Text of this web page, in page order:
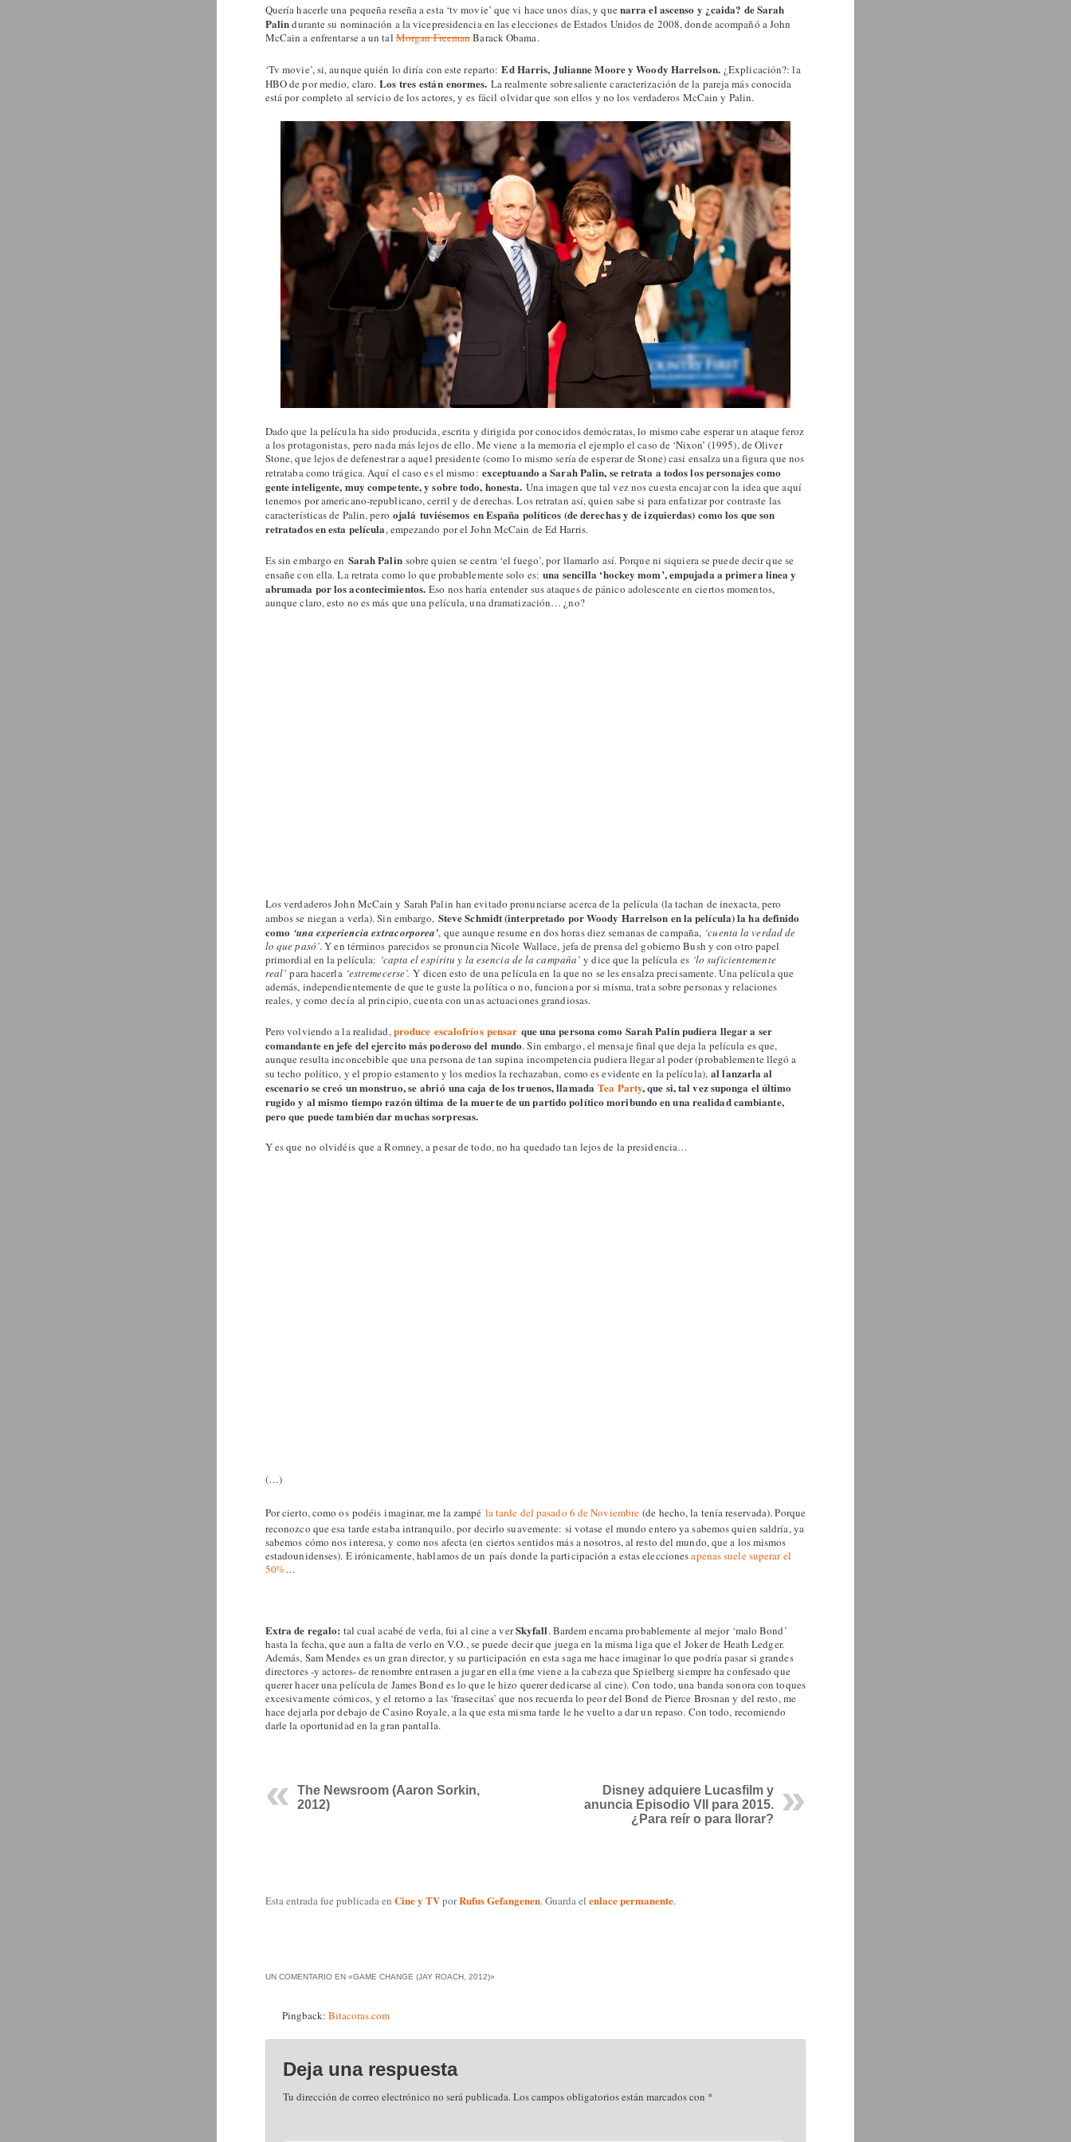
Quería hacerle una pequeña reseña a esta ‘tv movie’ que vi hace unos días, y quenarra el ascenso y ¿caida? de Sarah
Palindurante su nominación a la vicepresidencia en las elecciones de Estados Unidos de 2008, donde acompañó a John
McCain a enfrentarse a un talMorgan FreemanBarack Obama.
‘Tv movie’, si, aunque quién lo diría con este reparto:Ed Harris, Julianne Moore y Woody Harrelson.¿Explicación?: la
HBO de por medio, claro.Los tres están enormes. La realmente sobresaliente caracterización de la pareja más conocida
está por completo al servicio de los actores, y es fácil olvidar que son ellos y no los verdaderos McCain y Palin.
Dado que la película ha sido producida, escrita y dirigida por conocidos demócratas, lo mismo cabe esperar un ataque feroz
a los protagonistas, pero nada más lejos de ello. Me viene a la memoria el ejemplo el caso de ‘Nixon’ (1995), de Oliver
Stone, que lejos de defenestrar a aquel presidente (como lo mismo sería de esperar de Stone) casi ensalza una figura que nos
retrataba como trágica. Aquí el caso es el mismo: exceptuando a Sarah Palin, se retrata a todos los personajes como
gente inteligente, muy competente, y sobre todo, honesta. Una imagen que tal vez nos cuesta encajar con la idea que aquí
tenemos por americano-republicano, cerril y de derechas. Los retratan así, quien sabe si para enfatizar por contraste las
características de Palin, pero ojalá tuviésemos en España políticos (de derechas y de izquierdas) como los que son
retratados en esta película, empezando por el John McCain de Ed Harris.
Es sin embargo en Sarah Palinsobre quien se centra ‘el fuego’, por llamarlo así. Porque ni siquiera se puede decir que se
ensañe con ella. La retrata como lo que probablemente solo es:una sencilla ‘hockey mom’, empujada a primera linea y
abrumada por los acontecimientos. Eso nos haría entender sus ataques de pánico adolescente en ciertos momentos,
aunque claro, esto no es más que una película, una dramatización… ¿no?
Los verdaderos John McCain y Sarah Palin han evitado pronunciarse acerca de la película (la tachan de inexacta, pero
ambos se niegan a verla). Sin embargo, Steve Schmidt (interpretado por Woody Harrelson en la película) la ha definido
como ‘una experiencia extracorporea’, que aunque resume en dos horas diez semanas de campaña, ‘cuenta la verdad de
lo que pasó’. Y en términos parecidos se pronuncia Nicole Wallace, jefa de prensa del gobierno Bush y con otro papel
primordial en la película: ‘capta el espíritu y la esencia de la campaña’ y dice que la película es ‘lo suficientemente
real’para hacerla ‘estremecerse’. Y dicen esto de una película en la que no se les ensalza precisamente. Una película que
además, independientemente de que te guste la política o no, funciona por si misma, trata sobre personas y relaciones
reales, y como decía al principio, cuenta con unas actuaciones grandiosas.
Pero volviendo a la realidad,produce escalofríos pensar que una persona como Sarah Palin pudiera llegar a ser
comandante en jefe del ejercito más poderoso del mundo. Sin embargo, el mensaje final que deja la película es que,
aunque resulta inconcebible que una persona de tan supina incompetencia pudiera llegar al poder (probablemente llegó a
su techo político, y el propio estamento y los medios la rechazaban, como es evidente en la película),al lanzarla al
escenario se creó un monstruo, se abrió una caja de los truenos, llamadaTea Party, que si, tal vez suponga el último
rugido y al mismo tiempo razón última de la muerte de un partido político moribundo en una realidad cambiante,
pero que puede también dar muchas sorpresas.
Y es que no olvidéis que a Romney, a pesar de todo, no ha quedado tan lejos de la presidencia…
(…)
Por cierto, como os podéis imaginar, me la zampé la tarde del pasado 6 de Noviembre (de hecho, la tenía reservada). Porque
reconozco que esa tarde estaba intranquilo, por decirlo suavemente: si votase el mundo entero ya sabemos quien saldría, ya
sabemos cómo nos interesa, y como nos afecta (en ciertos sentidos más a nosotros, al resto del mundo, que a los mismos
estadounidenses). E irónicamente, hablamos de un país donde la participación a estas eleccionesapenas suele superar el
50%…
Extra de regalo: tal cual acabé de verla, fui al cine a verSkyfall. Bardem encarna probablemente al mejor ‘malo Bond’
hasta la fecha, que aun a falta de verlo en V.O., se puede decir que juega en la misma liga que el Joker de Heath Ledger.
Además, Sam Mendes es un gran director, y su participación en esta saga me hace imaginar lo que podría pasar si grandes
directores -y actores- de renombre entrasen a jugar en ella (me viene a la cabeza que Spielberg siempre ha confesado que
querer hacer una película de James Bond es lo que le hizo querer dedicarse al cine). Con todo, una banda sonora con toques
excesivamente cómicos, y el retorno a las ‘frasecitas’ que nos recuerda lo peor del Bond de Pierce Brosnan y del resto, me
hace dejarla por debajo de Casino Royale, a la que esta misma tarde le he vuelto a dar un repaso. Con todo, recomiendo
darle la oportunidad en la gran pantalla.
The Newsroom (Aaron Sorkin,
2012)
Disney adquiere Lucasfilm y
anuncia Episodio VII para 2015.
¿Para reír o para llorar?
Esta entrada fue publicada en Cine y TVporRufus Gefangenen. Guarda el enlace permanente.
UN COMENTARIO EN «GAME CHANGE (JAY ROACH, 2012)»
Pingback: Bitacoras.com
Deja una respuesta
Tu dirección de correo electrónico no será publicada. Los campos obligatorios están marcados con *